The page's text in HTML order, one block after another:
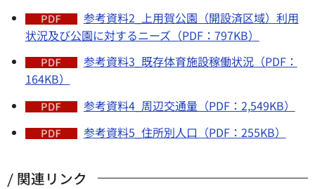
参考資料2_上用賀公園（開設済区域）利用
状況及び公園に対するニーズ（PDF：797KB）
参考資料3_既存体育施設稼働状況（PDF：
164KB）
参考資料4_周辺交通量（PDF：2,549KB）
参考資料5_住所別人口（PDF：255KB）
関連リンク